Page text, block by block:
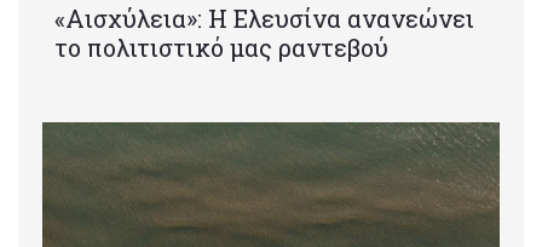
«Αισχύλεια»: Η Ελευσίνα ανανεώνει
το πολιτιστικό μας ραντεβού